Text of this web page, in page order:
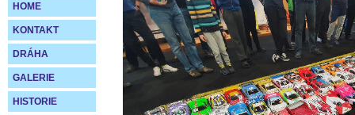
HOME
KONTAKT
DRÁHA
GALERIE
HISTORIE